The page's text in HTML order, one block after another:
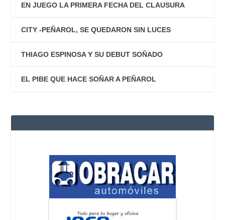
EN JUEGO LA PRIMERA FECHA DEL CLAUSURA
CITY -PEÑAROL, SE QUEDARON SIN LUCES
THIAGO ESPINOSA Y SU DEBUT SOÑADO
EL PIBE QUE HACE SOÑAR A PEÑAROL